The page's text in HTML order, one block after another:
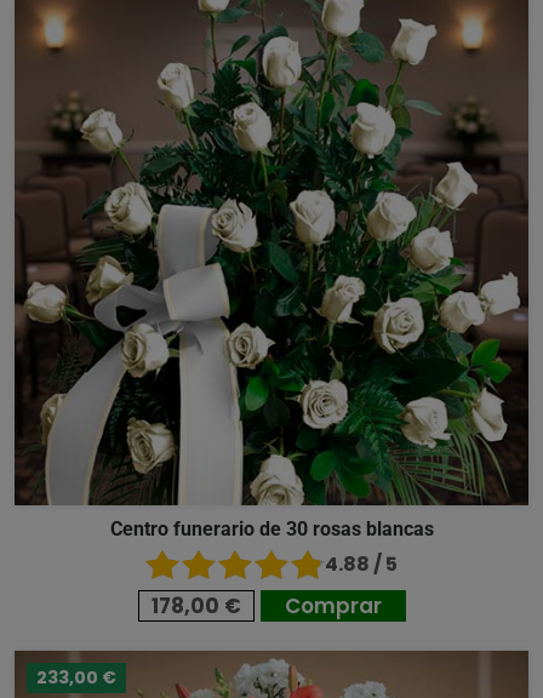
Centro funerario de 30 rosas blancas
4.88 / 5
178,00 € Comprar
233,00 €